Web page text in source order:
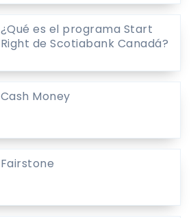
¿Qué es el programa Start
Right de Scotiabank Canadá?
Cash Money
Fairstone